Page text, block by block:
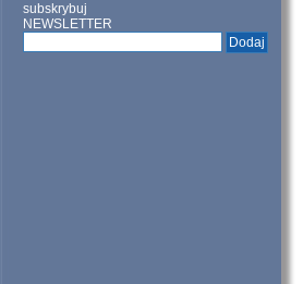
subskrybuj
NEWSLETTER